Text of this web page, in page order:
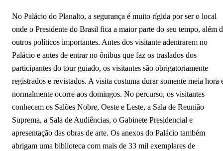
No Palácio do Planalto, a segurança é muito rígida por ser o local
onde o Presidente do Brasil fica a maior parte do seu tempo, além
outros políticos importantes. Antes dos visitante adentrarem no
Palácio e antes de entrar no ônibus que faz os traslados dos
participantes do tour guiado, os visitantes são obrigatoriamente
registrados e revistados. A visita costuma durar somente meia hora
normalmente ocorre aos domingos. No percurso, os visitantes
conhecem os Salões Nobre, Oeste e Leste, a Sala de Reunião
Suprema, a Sala de Audiências, o Gabinete Presidencial e
apresentação das obras de arte. Os anexos do Palácio também
abrigam uma biblioteca com mais de 33 mil exemplares de